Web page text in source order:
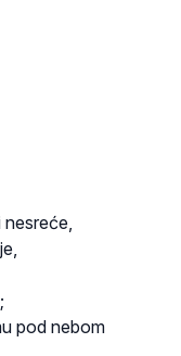
pod nebom